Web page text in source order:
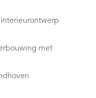
met